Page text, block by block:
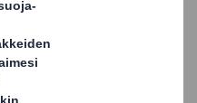
ja
asiakkaan